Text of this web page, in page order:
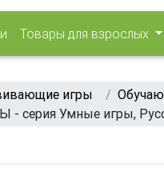
Товары для взрослых
игры
серия Умные игры,